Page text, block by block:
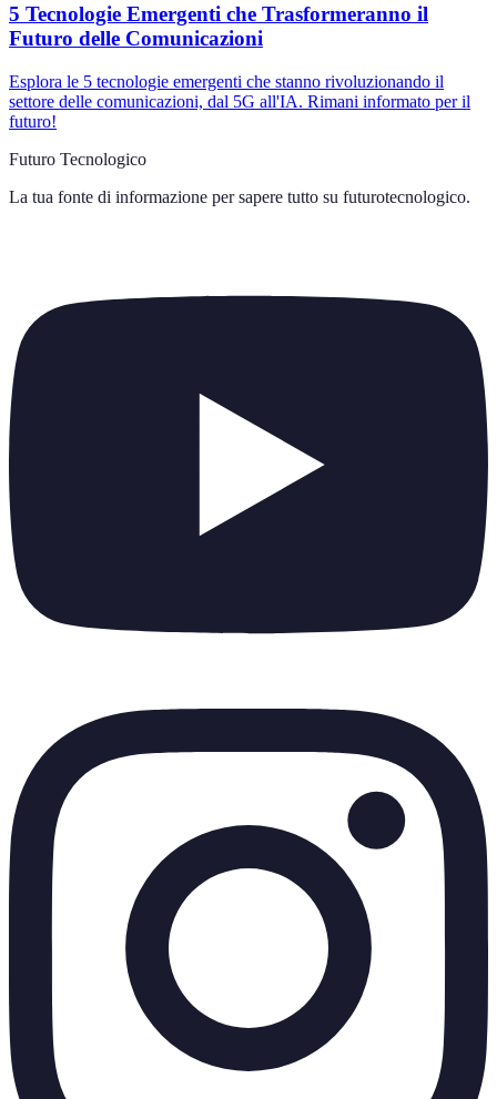
5 Tecnologie Emergenti che Trasformeranno il
Futuro delle Comunicazioni
Esplora le 5 tecnologie emergenti che stanno rivoluzionando il
settore delle comunicazioni, dal 5G all'IA. Rimani informato per il
futuro!
Futuro Tecnologico
La tua fonte di informazione per sapere tutto su futurotecnologico.